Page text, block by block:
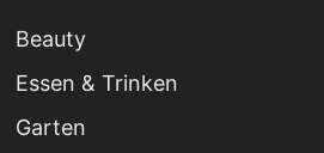
Beauty
Essen & Trinken
Garten